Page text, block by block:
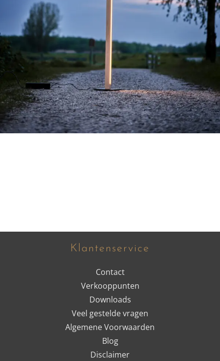
Klantenservice
Contact
Verkooppunten
Downloads
Veel gestelde vragen
Algemene Voorwaarden
Blog
Disclaimer